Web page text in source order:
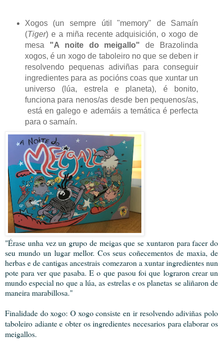
Xogos (un sempre útil "memory" de Samaín
(Tiger) e a miña recente adquisición, o xogo de
mesa"A noite do meigallo"de Brazolinda
xogos, é un xogo de taboleiro no que se deben ir
resolvendo pequenas adiviñas para conseguir
ingredientes para as pocións coas que xuntar un
universo (lúa, estrela e planeta), é bonito,
funciona para nenos/as desde ben pequenos/as,
está en galego e ademáis a temática é perfecta
para o samaín.
"Érase unha vez un grupo de meigas que se xuntaron para facer do
seu mundo un lugar mellor. Cos seus coñecementos de maxia, de
herbas e de cantigas ancestrais comezaron a xuntar ingredientes nun
pote para ver que pasaba. E o que pasou foi que lograron crear un
mundo especial no que a lúa, as estrelas e os planetas se aliñaron de
maneira marabillosa."
Finalidade do xogo: O xogo consiste en ir resolvendo adiviñas polo
taboleiro adiante e obter os ingredientes necesarios para elaborar os
meigallos.